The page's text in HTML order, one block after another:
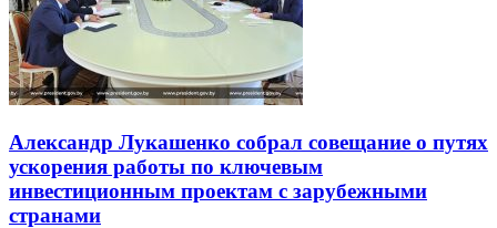
Александр Лукашенко собрал совещание о путях
ускорения работы по ключевым
инвестиционным проектам с зарубежными
странами